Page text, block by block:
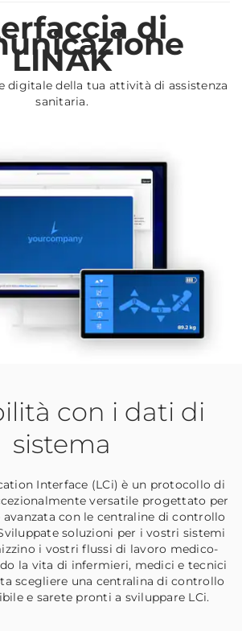
di
LINAK
digitale della tua attività di assistenza
sanitaria.
con i dati di
sistema
Interface (LCi) è un protocollo di
versatile progettato per
con le centraline di controllo
soluzioni per i vostri sistemi
i vostri flussi di lavoro medico-
la vita di infermieri, medici e tecnici
scegliere una centralina di controllo
e sarete pronti a sviluppare LCi.